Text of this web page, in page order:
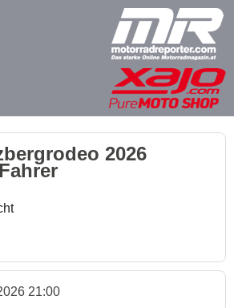
2026
21:00